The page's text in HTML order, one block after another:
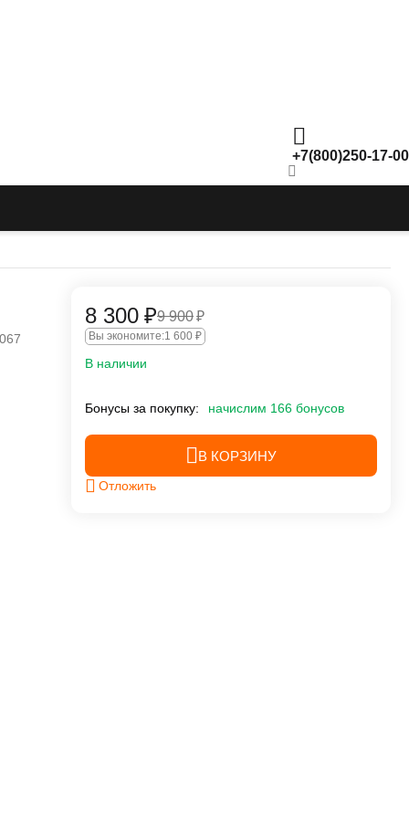
+7(800)250-17-00
8 300 ₽9 900₽
Вы экономите:1 600 ₽
В наличии
Бонусы за покупку: начислим 166 бонусов
В КОРЗИНУ
Отложить